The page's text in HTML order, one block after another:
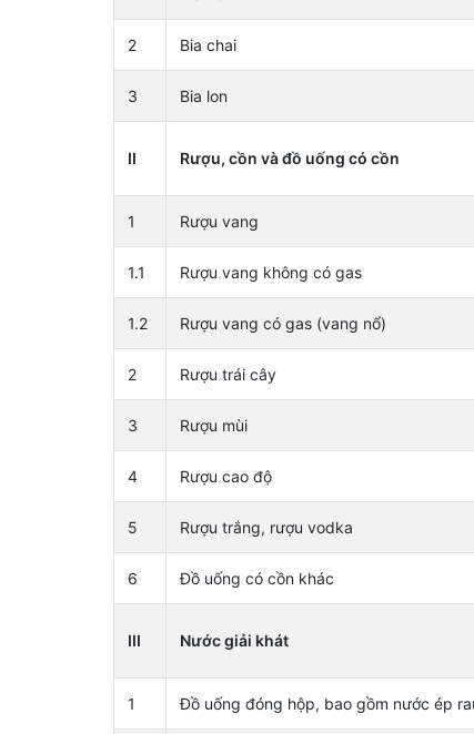
2 Bia chai
3 Bia lon
II Rượu, cồn và đồ uống có cồn
1 Rượu vang
1.1 Rượu vang không có gas
1.2 Rượu vang có gas (vang nổ)
2 Rượu trái cây
3 Rượu mùi
4 Rượu cao độ
5 Rượu trắng, rượu vodka
6 Đồ uống có cồn khác
III Nước giải khát
1 Đồ uống đóng hộp, bao gồm nước ép